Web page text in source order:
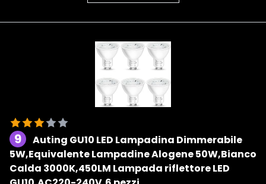
9
Auting GU10 LED Lampadina Dimmerabile
5W,Equivalente Lampadine Alogene 50W,Bianco
Calda 3000K,450LM Lampada riflettore LED